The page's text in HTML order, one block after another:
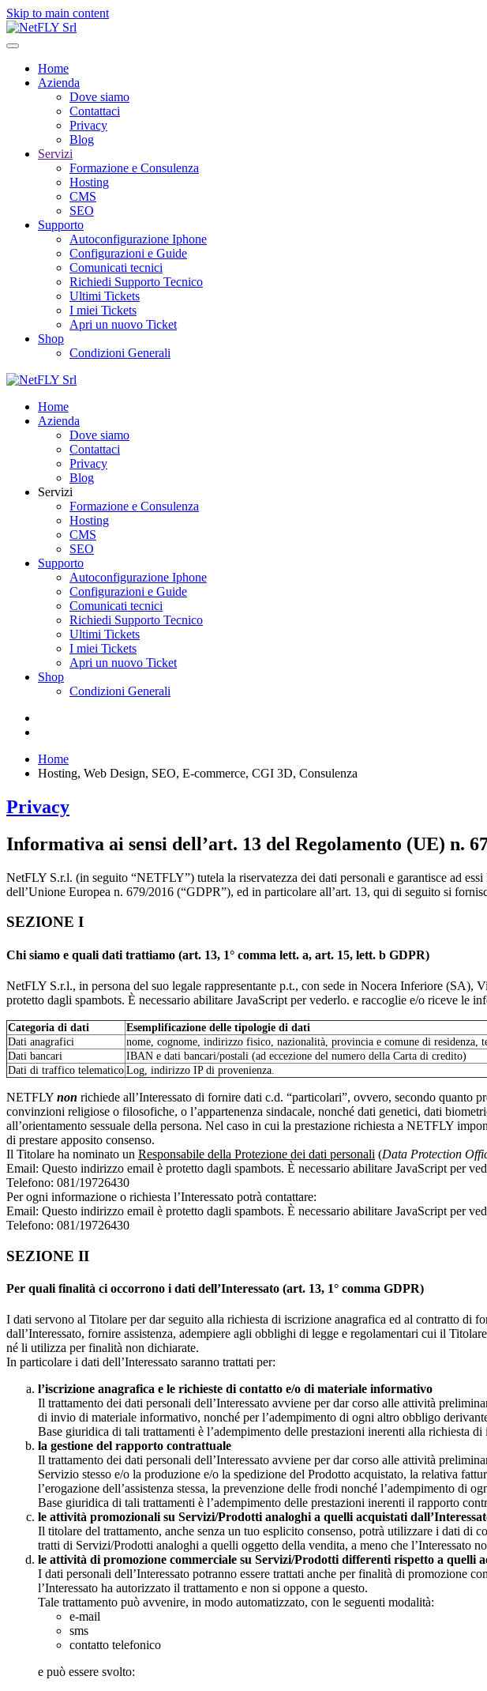
Skip to main content
Home
Azienda
Dove siamo
Contattaci
Privacy
Blog
Servizi
Formazione e Consulenza
Hosting
CMS
SEO
Supporto
Autoconfigurazione Iphone
Configurazioni e Guide
Comunicati tecnici
Richiedi Supporto Tecnico
Ultimi Tickets
I miei Tickets
Apri un nuovo Ticket
Shop
Condizioni Generali
Home
Azienda
Dove siamo
Contattaci
Privacy
Blog
Servizi
Formazione e Consulenza
Hosting
CMS
SEO
Supporto
Autoconfigurazione Iphone
Configurazioni e Guide
Comunicati tecnici
Richiedi Supporto Tecnico
Ultimi Tickets
I miei Tickets
Apri un nuovo Ticket
Shop
Condizioni Generali
Home
Hosting, Web Design, SEO, E-commerce, CGI 3D, Consulenza
Privacy
Informativa ai sensi dell’art. 13 del Regolamento (UE) n.
NetFLY S.r.l. (in seguito “NETFLY”) tutela la riservatezza dei dati personali e garantisce ad
dell’Unione Europea n. 679/2016 (“GDPR”), ed in particolare all’art. 13, qui di seguito si
SEZIONE I
Chi siamo e quali dati trattiamo (art. 13, 1° comma lett. a, art. 15, lett. b GDPR)
NetFLY S.r.l., in persona del suo legale rappresentante p.t., con sede in Nocera Inferiore (SA),
protetto dagli spambots. È necessario abilitare JavaScript per vederlo. e raccoglie e/o riceve le
Categoria di dati
Esemplificazione delle tipologie di dati
Dati anagrafici
nome, cognome, indirizzo fisico, nazionalità, provincia e comune di
Dati bancari
IBAN e dati bancari/postali (ad eccezione del numero della Carta di credito)
Dati di traffico telematicoLog, indirizzo IP di provenienza.
NETFLY non richiede all’Interessato di fornire dati c.d. “particolari”, ovvero, secondo
convinzioni religiose o filosofiche, o l’appartenenza sindacale, nonché dati genetici, dati
all’orientamento sessuale della persona. Nel caso in cui la prestazione richiesta a NETFLY
di prestare apposito consenso.
Il Titolare ha nominato un Responsabile della Protezione dei dati personali (Data Protection
Email: Questo indirizzo email è protetto dagli spambots. È necessario abilitare JavaScript per
Telefono: 081/19726430
Per ogni informazione o richiesta l’Interessato potrà contattare:
Email: Questo indirizzo email è protetto dagli spambots. È necessario abilitare JavaScript per
Telefono: 081/19726430
SEZIONE II
Per quali finalità ci occorrono i dati dell’Interessato (art. 13, 1° comma GDPR)
I dati servono al Titolare per dar seguito alla richiesta di iscrizione anagrafica ed al contratto di
dall’Interessato, fornire assistenza, adempiere agli obblighi di legge e regolamentari cui il
né li utilizza per finalità non dichiarate.
In particolare i dati dell’Interessato saranno trattati per:
l’iscrizione anagrafica e le richieste di contatto e/o di materiale informativo
Il trattamento dei dati personali dell’Interessato avviene per dar corso alle attività
di invio di materiale informativo, nonché per l’adempimento di ogni altro obbligo
Base giuridica di tali trattamenti è l’adempimento delle prestazioni inerenti alla
la gestione del rapporto contrattuale
Il trattamento dei dati personali dell’Interessato avviene per dar corso alle attività
Servizio stesso e/o la produzione e/o la spedizione del Prodotto acquistato, la relativa
l’erogazione dell’assistenza stessa, la prevenzione delle frodi nonché l’adempimento di
Base giuridica di tali trattamenti è l’adempimento delle prestazioni inerenti il rapporto
le attività promozionali su Servizi/Prodotti analoghi a quelli acquistati
Il titolare del trattamento, anche senza un tuo esplicito consenso, potrà utilizzare i dati
tratti di Servizi/Prodotti analoghi a quelli oggetto della vendita, a meno che l’Interessato
le attività di promozione commerciale su Servizi/Prodotti differenti rispetto a quelli
I dati personali dell’Interessato potranno essere trattati anche per finalità di promozione
l’Interessato ha autorizzato il trattamento e non si oppone a questo.
Tale trattamento può avvenire, in modo automatizzato, con le seguenti modalità:
e-mail
sms
contatto telefonico
e può essere svolto: